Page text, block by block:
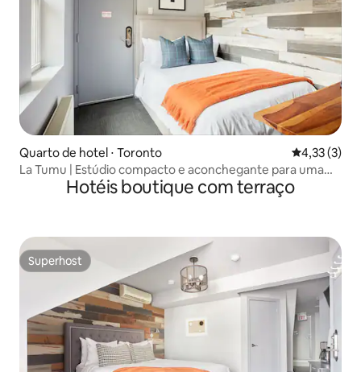
Quarto de hotel ⋅ Toronto 4,33 de
4,33 (3)
La Tumu | Estúdio compacto e aconchegante para uma
Hotéis boutique com terraço
Superhost
Superhost